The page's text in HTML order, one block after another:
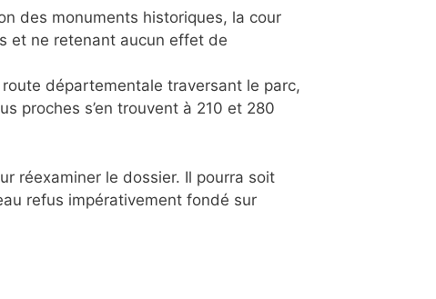
des monuments historiques, la cour
et ne retenant aucun effet de
départementale traversant le parc,
proches s’en trouvent à 210 et 280
réexaminer le dossier. Il pourra soit
refus impérativement fondé sur